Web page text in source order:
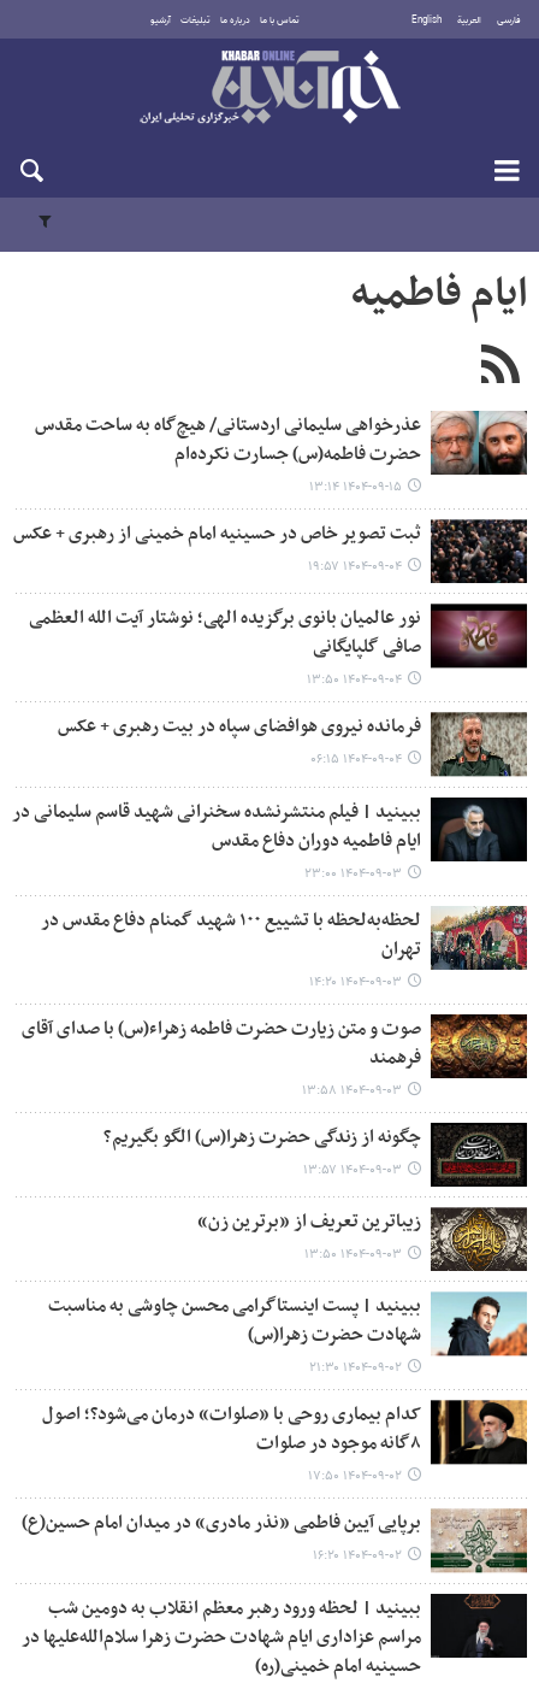
فارسی العربية English تماس با ما درباره ما تبلیغات آرشیو
جمعه ۱۶ مرداد ۱۴۰۵
ایام فاطمیه
عذرخواهی سلیمانی اردستانی/ هیچ‌گاه به ساحت مقدس
حضرت فاطمه(س) جسارت نکرده‌ام
۱۴۰۴-۰۹-۱۵ ۱۳:۱۴
ثبت تصویر خاص در حسینیه امام خمینی از رهبری + عکس
۱۴۰۴-۰۹-۰۴ ۱۹:۵۷
نور عالمیان بانوی برگزیده الهی؛ نوشتار آیت الله العظمی
صافی گلپایگانی
۱۴۰۴-۰۹-۰۴ ۱۳:۵۰
فرمانده نیروی هوافضای سپاه در بیت رهبری + عکس
۱۴۰۴-۰۹-۰۴ ۰۶:۱۵
ببینید | فیلم منتشرنشده سخنرانی شهید قاسم سلیمانی در
ایام فاطمیه دوران دفاع مقدس
۱۴۰۴-۰۹-۰۳ ۲۳:۰۰
لحظه‌به‌لحظه با تشییع ۱۰۰ شهید گمنام دفاع مقدس در
تهران
۱۴۰۴-۰۹-۰۳ ۱۴:۲۰
صوت و متن زیارت حضرت فاطمه زهراء(س) با صدای آقای
فرهمند
۱۴۰۴-۰۹-۰۳ ۱۳:۵۸
چگونه از زندگی حضرت زهرا(س) الگو بگیریم؟
۱۴۰۴-۰۹-۰۳ ۱۳:۵۷
زیباترین تعریف از «برترین زن»
۱۴۰۴-۰۹-۰۳ ۱۳:۵۰
ببینید | پست اینستاگرامی محسن چاوشی به‌ مناسبت
شهادت حضرت زهرا(س)
۱۴۰۴-۰۹-۰۲ ۲۱:۳۰
کدام بیماری روحی با «صلوات» درمان می‌شود؟؛ اصول
۸گانه موجود در صلوات
۱۴۰۴-۰۹-۰۲ ۱۷:۵۰
برپایی آیین فاطمی «نذر مادری» در میدان امام حسین(ع)
۱۴۰۴-۰۹-۰۲ ۱۶:۲۰
ببینید | لحظه ورود رهبر معظم انقلاب به دومین شب
مراسم عزاداری ایام شهادت حضرت زهرا سلام‌الله‌علیها در
حسینیه امام خمینی(ره)